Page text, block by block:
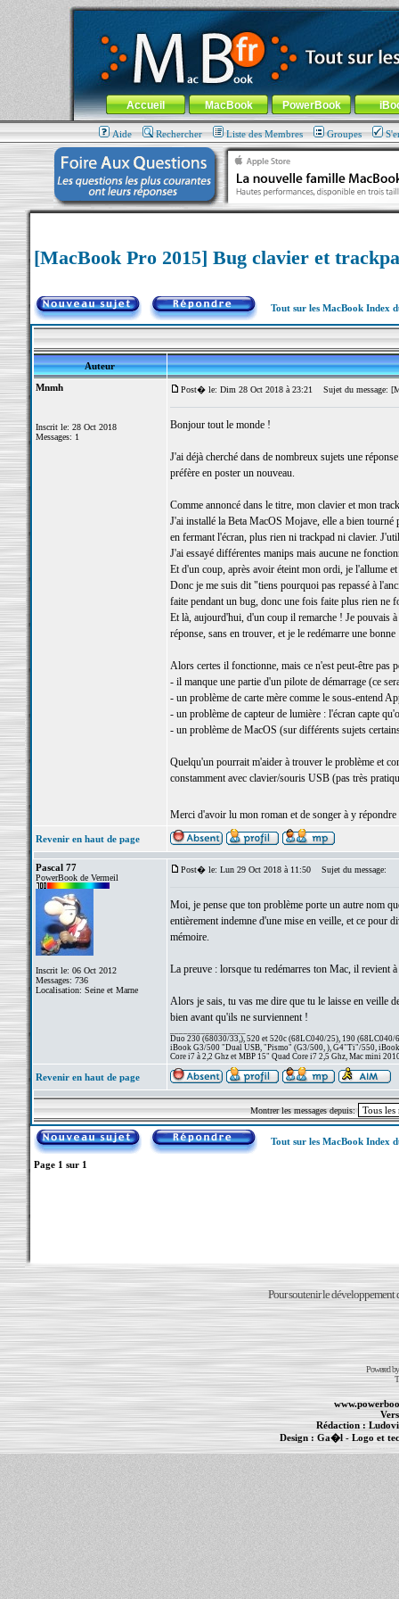
MacBook-fr.com : 100% Apple... 100% nomade !
Aller au contenu-Aller au menu général-Aller au menu de
Menu général
Accueil MacBook PowerBook
Aide Rechercher Liste des Membres Groupes
[MacBook Pro 2015] Bug clavier et
Tout sur les MacBook Index
Auteur
Mnmh
Inscrit le: 28 Oct 2018
Messages: 1
Post� le: Dim 28 Oct 2018 à 23:21 Sujet du message:
Bonjour tout le monde !
J'ai déjà cherché dans de nombreux sujets une
préfère en poster un nouveau.
Comme annoncé dans le titre, mon clavier et mon
J'ai installé la Beta MacOS Mojave, elle a bien
en fermant l'écran, plus rien ni trackpad ni clavier.
J'ai essayé différentes manips mais aucune ne
Et d'un coup, après avoir éteint mon ordi, je l'allume
Donc je me suis dit "tiens pourquoi pas repassé à
faite pendant un bug, donc une fois faite plus rien ne
Et là, aujourd'hui, d'un coup il remarche ! Je pouvais
réponse, sans en trouver, et je le redémarre une
Alors certes il fonctionne, mais ce n'est peut-être pas
- il manque une partie d'un pilote de démarrage (ce
- un problème de carte mère comme le sous-entend
- un problème de capteur de lumière : l'écran capte
- un problème de MacOS (sur différents sujets
Quelqu'un pourrait m'aider à trouver le problème et
constamment avec clavier/souris USB (pas très
Merci d'avoir lu mon roman et de songer à y répondre
Revenir en haut de page
Pascal 77
PowerBook de Vermeil
Inscrit le: 06 Oct 2012
Messages: 736
Localisation: Seine et Marne
Post� le: Lun 29 Oct 2018 à 11:50 Sujet du message:
Moi, je pense que ton problème porte un autre nom
entièrement indemne d'une mise en veille, et ce pour
mémoire.
La preuve : lorsque tu redémarres ton Mac, il revient
Alors je sais, tu vas me dire que tu le laisse en veille
bien avant qu'ils ne surviennent !
Duo 230 (68030/33,), 520 et 520c (68LC040/25), 190 (68LC040/
iBook G3/500 "Dual USB, "Pismo" (G3/500, ), G4"Ti"/550,
Core i7 à 2,2 Ghz et MBP 15" Quad Core i7 2,5 Ghz, Mac mini
Revenir en haut de page
Montrer les messages depuis:
Tout sur les MacBook Index
Page 1 sur 1
Pour soutenir le développement
Powered
Rédaction :
Design : Ga�l- Logo et
Informations :